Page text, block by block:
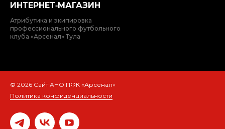
ИНТЕРНЕТ‑МАГАЗИН
Атрибутика и экипировка
профессионального футбольного
клуба «Арсенал» Тула
© 2026 Сайт АНО ПФК «Арсенал»
Политика конфиденциальности